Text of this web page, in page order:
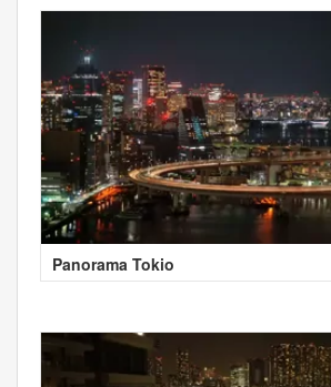
Panorama Tokio